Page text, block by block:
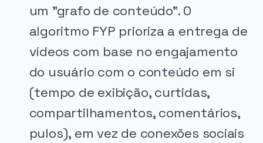
um "grafo de conteúdo". O
algoritmo FYP prioriza a entrega de
vídeos com base no engajamento
do usuário com o conteúdo em si
(tempo de exibição, curtidas,
compartilhamentos, comentários,
pulos), em vez de conexões sociais